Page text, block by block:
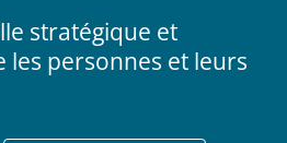
stratégique et
les personnes et leurs